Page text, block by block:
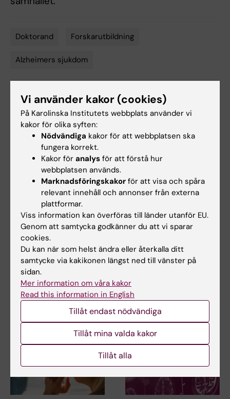
Doktorand Forskarutbildning
Alzheimers sjukdom
Uppdaterad av:
Annika Clemes 2026-05-21
Relaterat
KI-kalendern: Disputation Charlotte Sørensen, 3
juni 2026
Avhandling: Sleep and multi-system biomarkers :
from normal aging to prodromal …
Relaterade artiklar
Vi använder kakor (cookies)
På Karolinska Institutets webbplats använder vi
kakor för olika syften:
Nödvändiga kakor för att webbplatsen ska
fungera korrekt.
Kakor för analys för att förstå hur
webbplatsen används.
Marknadsföringskakor för att visa och spåra
relevant innehåll och annonser från externa
plattformar.
Viss information kan överföras till länder utanför EU.
Genom att samtycka godkänner du att vi sparar
cookies.
Du kan när som helst ändra eller återkalla ditt
samtycke via kakikonen längst ned till vänster på
sidan.
Mer information om våra kakor
Read this information in English
Tillåt endast nödvändiga
Tillåt mina valda kakor
Tillåt alla